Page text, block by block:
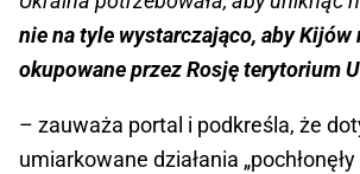
nie na tyle wystarczająco, aby Kijów
okupowane przez Rosję terytorium
– zauważa portal i podkreśla, że
umiarkowane działania